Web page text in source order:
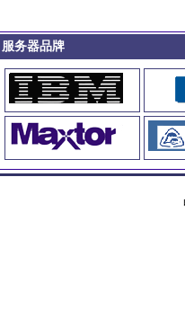
服务器品牌